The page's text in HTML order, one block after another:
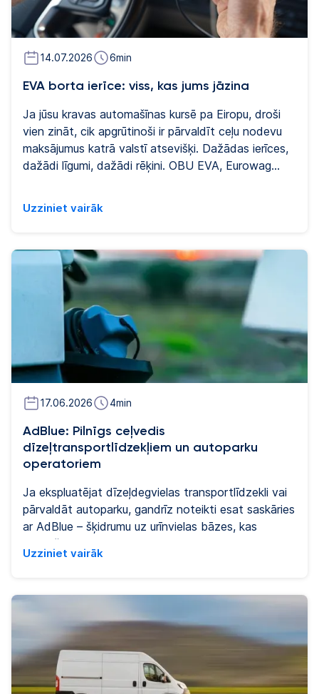
14.07.2026 6min
EVA borta ierīce: viss, kas jums jāzina
Ja jūsu kravas automašīnas kursē pa Eiropu, droši
vien zināt, cik apgrūtinoši ir pārvaldīt ceļu nodevu
maksājumus katrā valstī atsevišķi. Dažādas ierīces,
dažādi līgumi, dažādi rēķini. OBU EVA, Eurowag
jautājumiem par EVA: ko tā dara, kā tā darbojas,
pārvaldību un aizsardzību pret degvielas zādzībām.
Uzziniet vairāk
17.06.2026 4min
AdBlue: Pilnīgs ceļvedis
dīzeļtransportlīdzekļiem un autoparku
operatoriem
Ja ekspluatējat dīzeļdegvielas transportlīdzekli vai
pārvaldāt autoparku, gandrīz noteikti esat saskāries
ar AdBlue – šķidrumu uz urīnvielas bāzes, kas
nodrošina mūsdienu dīzeļdzinēju atbilstību Eiropas
emisiju standartiem. Šajā ceļvedī ir apkopots viss,
to uzpildīt, cik tas maksā un kā tas iekļaujas
autoparka darbībā.
Uzziniet vairāk